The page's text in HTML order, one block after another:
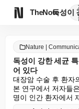
TheNote
Nature |
독성이 강한 세균
어 있다
대장암 수술 후 환자
본 연구에서 저자들
명이 인간 환자에서